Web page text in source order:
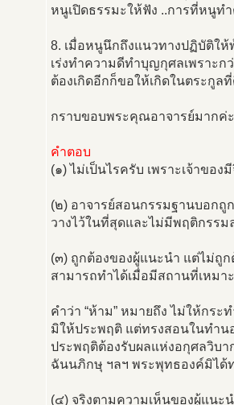
หนูเปิดธรรมะให้ฟัง ..การที่หนูท
8. เมื่อหนูนึกถึงแนวทางปฏิบัติให้
เร่งทำความดีทำบุญกุศลเพราะก
ต้องเกิดอีกก็ขอให้เกิดในตระกู
กราบขอบพระคุณอาจารย์มากค่ะ
คำตอบ
(๑) ไม่เป็นไรครับ เพราะเจ้าขอ
(๒) อาจารย์สอนกรรมฐานบอกถู
วางไว้ในที่สุดและไม่มีพฤติกรรม
(๓) ถูกต้องของผู้แนะนำ แต่ไม่ถู
สามารถทำได้เมื่อมีสถานที่เหมา
คำว่า “ห้าม” หมายถึง ไม่ให้กร
มิให้ประพฤติ แต่ทรงสอนในทำน
ประพฤติต้องรับผลแห่งอกุศลวิบา
ฉันนภิกษุ ฯลฯ พระพุทธองค์มิได้
(๔) จริงตามความเห็นของผู้แน